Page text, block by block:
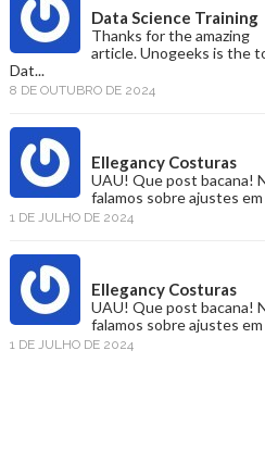
Data Science Training
Thanks for the amazing
article. Unogeeks is the
Dat...
8 DE OUTUBRO DE 2024
Ellegancy Costuras
UAU! Que post bacana!
falamos sobre ajustes em
1 DE JULHO DE 2024
Ellegancy Costuras
UAU! Que post bacana!
falamos sobre ajustes em
1 DE JULHO DE 2024